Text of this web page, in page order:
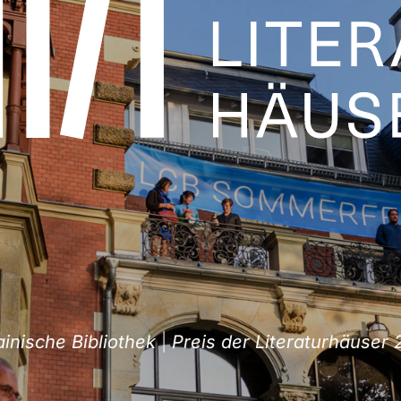
Bibliothek|Preis der Literaturhäuser